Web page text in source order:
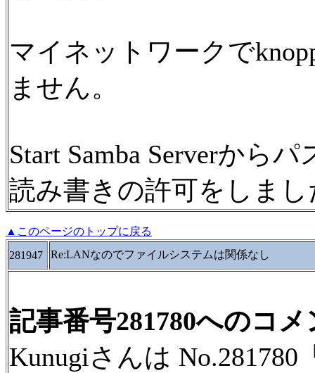
マイネットワークで
ません。
Start Samba Serverから
読み書きの許可をしまし
▲このページのトップに戻る
281947
Re:LANなのでファイルシステムは関係なし
記事番号281780へのコメ
Kunugiさんは